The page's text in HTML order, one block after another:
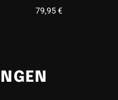
79,95€